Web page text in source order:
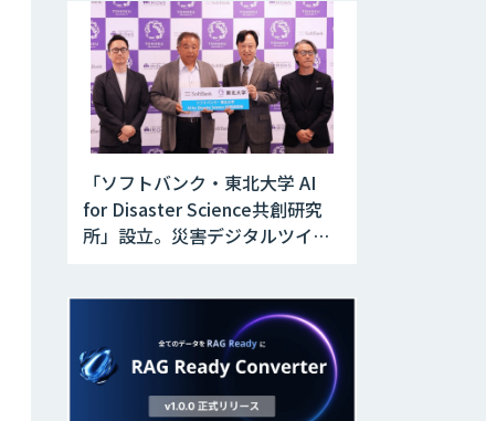
「ソフトバンク・東北大学 AI
for Disaster Science共創研究
所」設立。災害デジタルツイン